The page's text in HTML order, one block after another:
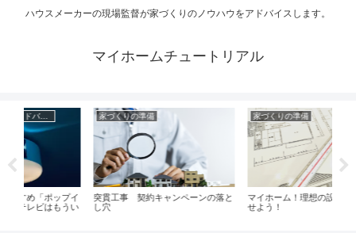
ハウスメーカーの現場監督が家づくりのノウハウをアドバイスします。
マイホームチュートリアル
キャンペーンの落と
家づくりの準備
マイホーム！理想の設計図を完成さ
せよう！
家づくりの準備
究極の癒し空間トイレの
を見据えた理想的な考え